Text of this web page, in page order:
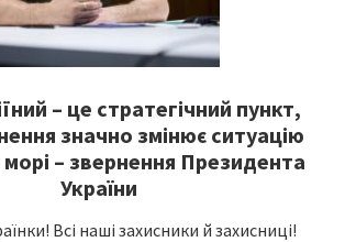
– це стратегічний пункт,
значно змінює ситуацію
– звернення Президента
України
Всі наші захисники й захисниці!